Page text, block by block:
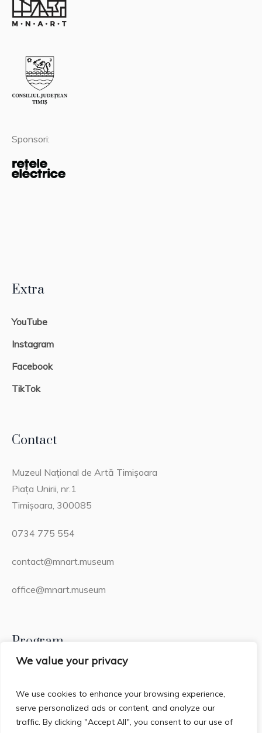
We value your privacy
We use cookies to enhance your browsing experience,
serve personalized ads or content, and analyze our
traffic. By clicking "Accept All", you consent to our use of
Sponsori:
Extra
YouTube
Instagram
Facebook
TikTok
Contact
Muzeul Național de Artă Timișoara
Piața Unirii, nr.1
Timișoara, 300085
0734 775 554
contact@mnart.museum
office@mnart.museum
Program
intrare)
Luni & Marți: Închis